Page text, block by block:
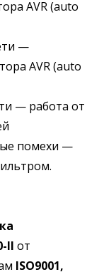
AVR (auto
—
AVR (auto
— работа от
помехи —
II от
ISO9001,